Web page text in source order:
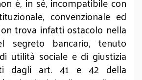
convenzionale ed
trova infatti ostacolo nella
segreto bancario, tenuto
utilità sociale e di giustizia
dagli art. 41 e 42 della